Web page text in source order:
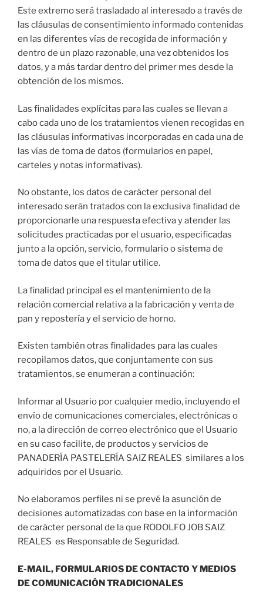
Este extremo será trasladado al interesado a través de
las cláusulas de consentimiento informado contenidas
en las diferentes vías de recogida de información y
dentro de un plazo razonable, una vez obtenidos los
datos, y a más tardar dentro del primer mes desde la
obtención de los mismos.
Las finalidades explícitas para las cuales se llevan a
cabo cada uno de los tratamientos vienen recogidas en
las cláusulas informativas incorporadas en cada una de
las vías de toma de datos (formularios en papel,
carteles y notas informativas).
No obstante, los datos de carácter personal del
interesado serán tratados con la exclusiva finalidad de
proporcionarle una respuesta efectiva y atender las
solicitudes practicadas por el usuario, especificadas
junto a la opción, servicio, formulario o sistema de
toma de datos que el titular utilice.
La finalidad principal es el mantenimiento de la
relación comercial relativa a la fabricación y venta de
pan y repostería y el servicio de horno.
Existen también otras finalidades para las cuales
recopilamos datos, que conjuntamente con sus
tratamientos, se enumeran a continuación:
Informar al Usuario por cualquier medio, incluyendo el
envío de comunicaciones comerciales, electrónicas o
no, a la dirección de correo electrónico que el Usuario
en su caso facilite, de productos y servicios de
PANADERÍA PASTELERÍA SAIZ REALES similares a los
adquiridos por el Usuario.
No elaboramos perfiles ni se prevé la asunción de
decisiones automatizadas con base en la información
de carácter personal de la que RODOLFO JOB SAIZ
REALES es Responsable de Seguridad.
E-MAIL, FORMULARIOS DE CONTACTO Y MEDIOS
DE COMUNICACIÓN TRADICIONALES